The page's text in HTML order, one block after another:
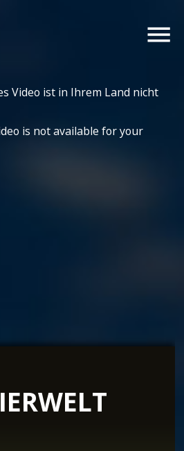
Video ist in Ihrem Land nicht
is not available for your